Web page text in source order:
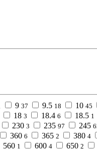
9 37 9.5 18 10 45
18 3 18.4 6 18.5 1
230 3 235 97 245
360 6 365 2 380 4
560 1 600 4 650 2